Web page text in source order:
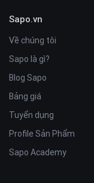
Sapo.vn
Về chúng tôi
Sapo là gì?
Blog Sapo
Bảng giá
Tuyển dụng
Profile Sản Phẩm
Sapo Academy